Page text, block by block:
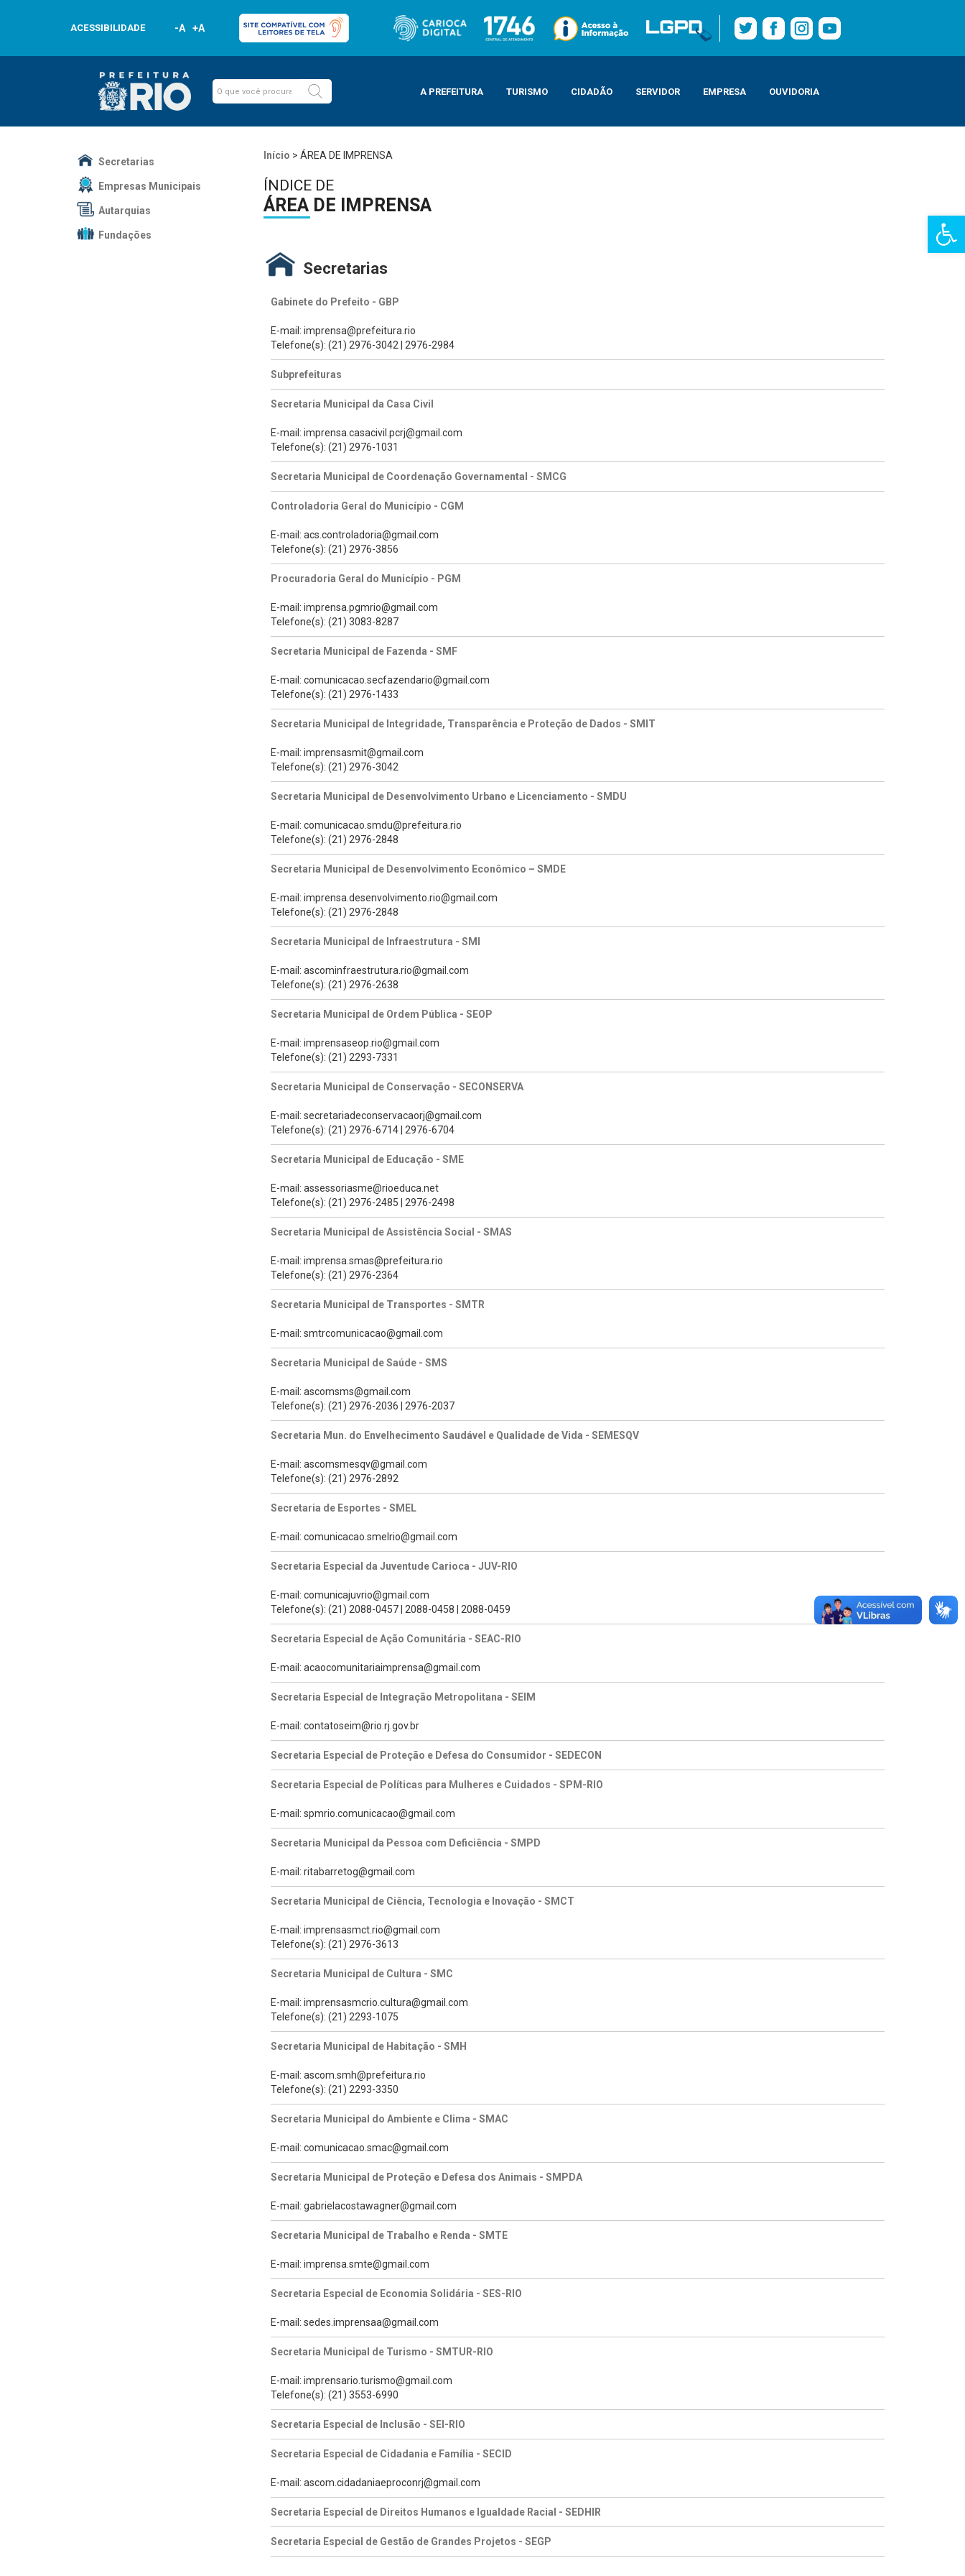
Barra de
ACESSIBILIDADE -A +A
A PREFEITURA TURISMO CIDADÃO SERVIDOR EMPRESA OUVIDORIA
Início > ÁREA DE IMPRENSA
ÍNDICE DE
ÁREA DE IMPRENSA
Secretarias
Empresas Municipais
Autarquias
Fundações
Secretarias
Gabinete do Prefeito - GBP
E-mail: imprensa@prefeitura.rio
Telefone(s): (21) 2976-3042 | 2976-2984
Subprefeituras
Secretaria Municipal da Casa Civil
E-mail: imprensa.casacivil.pcrj@gmail.com
Telefone(s): (21) 2976-1031
Secretaria Municipal de Coordenação Governamental - SMCG
Controladoria Geral do Município - CGM
E-mail: acs.controladoria@gmail.com
Telefone(s): (21) 2976-3856
Procuradoria Geral do Município - PGM
E-mail: imprensa.pgmrio@gmail.com
Telefone(s): (21) 3083-8287
Secretaria Municipal de Fazenda - SMF
E-mail: comunicacao.secfazendario@gmail.com
Telefone(s): (21) 2976-1433
Secretaria Municipal de Integridade, Transparência e Proteção de Dados - SMIT
E-mail: imprensasmit@gmail.com
Telefone(s): (21) 2976-3042
Secretaria Municipal de Desenvolvimento Urbano e Licenciamento - SMDU
E-mail: comunicacao.smdu@prefeitura.rio
Telefone(s): (21) 2976-2848
Secretaria Municipal de Desenvolvimento Econômico – SMDE
E-mail: imprensa.desenvolvimento.rio@gmail.com
Telefone(s): (21) 2976-2848
Secretaria Municipal de Infraestrutura - SMI
E-mail: ascominfraestrutura.rio@gmail.com
Telefone(s): (21) 2976-2638
Secretaria Municipal de Ordem Pública - SEOP
E-mail: imprensaseop.rio@gmail.com
Telefone(s): (21) 2293-7331
Secretaria Municipal de Conservação - SECONSERVA
E-mail: secretariadeconservacaorj@gmail.com
Telefone(s): (21) 2976-6714 | 2976-6704
Secretaria Municipal de Educação - SME
E-mail: assessoriasme@rioeduca.net
Telefone(s): (21) 2976-2485 | 2976-2498
Secretaria Municipal de Assistência Social - SMAS
E-mail: imprensa.smas@prefeitura.rio
Telefone(s): (21) 2976-2364
Secretaria Municipal de Transportes - SMTR
E-mail: smtrcomunicacao@gmail.com
Secretaria Municipal de Saúde - SMS
E-mail: ascomsms@gmail.com
Telefone(s): (21) 2976-2036 | 2976-2037
Secretaria Mun. do Envelhecimento Saudável e Qualidade de Vida - SEMESQV
E-mail: ascomsmesqv@gmail.com
Telefone(s): (21) 2976-2892
Secretaria de Esportes - SMEL
E-mail: comunicacao.smelrio@gmail.com
Secretaria Especial da Juventude Carioca - JUV-RIO
E-mail: comunicajuvrio@gmail.com
Telefone(s): (21) 2088-0457 | 2088-0458 | 2088-0459
Secretaria Especial de Ação Comunitária - SEAC-RIO
E-mail: acaocomunitariaimprensa@gmail.com
Secretaria Especial de Integração Metropolitana - SEIM
E-mail: contatoseim@rio.rj.gov.br
Secretaria Especial de Proteção e Defesa do Consumidor - SEDECON
Secretaria Especial de Políticas para Mulheres e Cuidados - SPM-RIO
E-mail: spmrio.comunicacao@gmail.com
Secretaria Municipal da Pessoa com Deficiência - SMPD
E-mail: ritabarretog@gmail.com
Secretaria Municipal de Ciência, Tecnologia e Inovação - SMCT
E-mail: imprensasmct.rio@gmail.com
Telefone(s): (21) 2976-3613
Secretaria Municipal de Cultura - SMC
E-mail: imprensasmcrio.cultura@gmail.com
Telefone(s): (21) 2293-1075
Secretaria Municipal de Habitação - SMH
E-mail: ascom.smh@prefeitura.rio
Telefone(s): (21) 2293-3350
Secretaria Municipal do Ambiente e Clima - SMAC
E-mail: comunicacao.smac@gmail.com
Secretaria Municipal de Proteção e Defesa dos Animais - SMPDA
E-mail: gabrielacostawagner@gmail.com
Secretaria Municipal de Trabalho e Renda - SMTE
E-mail: imprensa.smte@gmail.com
Secretaria Especial de Economia Solidária - SES-RIO
E-mail: sedes.imprensaa@gmail.com
Secretaria Municipal de Turismo - SMTUR-RIO
E-mail: imprensario.turismo@gmail.com
Telefone(s): (21) 3553-6990
Secretaria Especial de Inclusão - SEI-RIO
Secretaria Especial de Cidadania e Família - SECID
E-mail: ascom.cidadaniaeproconrj@gmail.com
Secretaria Especial de Direitos Humanos e Igualdade Racial - SEDHIR
Secretaria Especial de Gestão de Grandes Projetos - SEGP